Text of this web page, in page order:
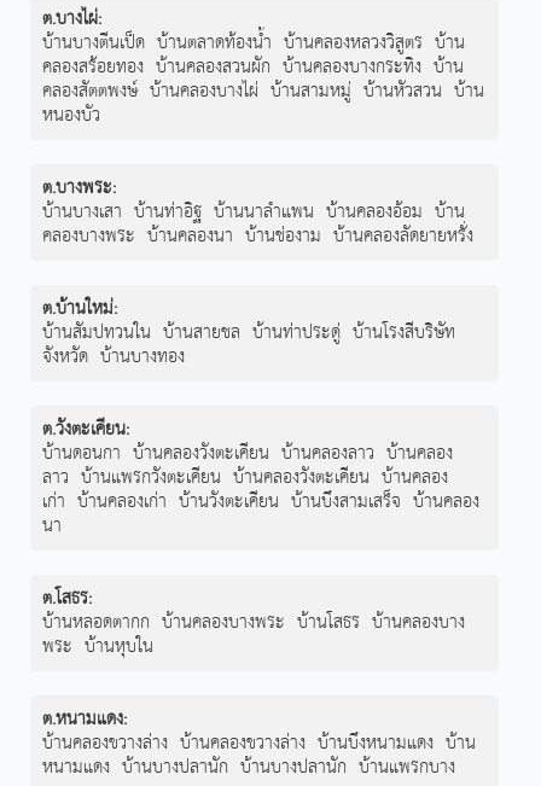
ต.บางไผ่:
บ้านบางตีนเป็ด บ้านตลาดท้องน้ำ บ้านคลองหลวงวิสูตร บ้าน
คลองสร้อยทอง บ้านคลองสวนผัก บ้านคลองบางกระทิง บ้าน
คลองสัตตพงษ์ บ้านคลองบางไผ่ บ้านสามหมู่ บ้านหัวสวน บ้าน
หนองบัว
ต.บางพระ:
บ้านบางเสา บ้านท่าอิฐ บ้านนาลำแพน บ้านคลองอ้อม บ้าน
คลองบางพระ บ้านคลองนา บ้านช่องาม บ้านคลองลัดยายหรั่ง
ต.บ้านใหม่:
บ้านสัมปทวนใน บ้านสายชล บ้านท่าประดู่ บ้านโรงสีบริษัท
จังหวัด บ้านบางทอง
ต.วังตะเคียน:
บ้านดอนกา บ้านคลองวังตะเคียน บ้านคลองลาว บ้านคลอง
ลาว บ้านแพรกวังตะเคียน บ้านคลองวังตะเคียน บ้านคลอง
เก่า บ้านคลองเก่า บ้านวังตะเคียน บ้านบึงสามเสร็จ บ้านคลอง
นา
ต.โสธร:
บ้านหลอดตากก บ้านคลองบางพระ บ้านโสธร บ้านคลองบาง
พระ บ้านหุบใน
ต.หนามแดง:
บ้านคลองขวางล่าง บ้านคลองขวางล่าง บ้านบึงหนามแดง บ้าน
หนามแดง บ้านบางปลานัก บ้านบางปลานัก บ้านแพรกบาง